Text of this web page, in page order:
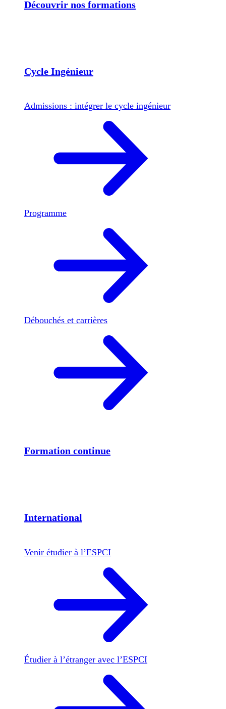
Découvrir nos formations
Cycle Ingénieur
Admissions : intégrer le cycle ingénieur
Programme
Débouchés et carrières
Formation continue
International
Venir étudier à l’ESPCI
Étudier à l’étranger avec l’ESPCI